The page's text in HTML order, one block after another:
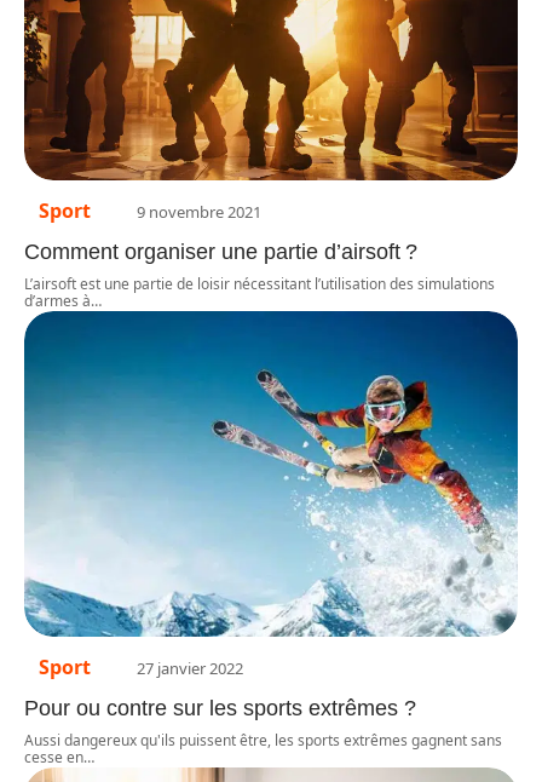
Sport 9 novembre 2021
Comment organiser une partie d’airsoft ?
L’airsoft est une partie de loisir nécessitant l’utilisation des simulations
d’armes à…
Sport 27 janvier 2022
Pour ou contre sur les sports extrêmes ?
Aussi dangereux qu'ils puissent être, les sports extrêmes gagnent sans
cesse en…